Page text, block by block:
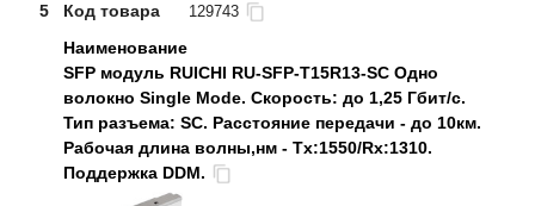
5 Код товара 129743
SFP модуль RUICHI RU-SFP-T15R13-SC Одно
волокно Single Mode. Скорость: до 1,25 Гбит/c.
Тип разъема: SC. Расстояние передачи - до 10км.
Рабочая длина волны,нм - Tx:1550/Rx:1310.
Поддержка DDM.